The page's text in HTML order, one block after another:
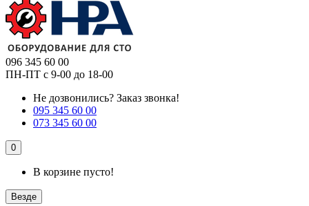
096 345 60 00
ПН-ПТ с 9-00 до 18-00
Не дозвонились? Заказ звонка!
095 345 60 00
073 345 60 00
0
В корзине пусто!
Везде